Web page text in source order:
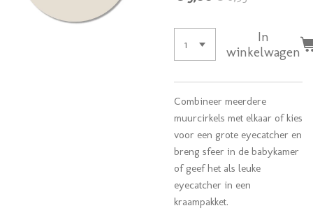
In
winkelwagen
Combineer meerdere
muurcirkels met elkaar of kies
voor een grote eyecatcher en
breng sfeer in de babykamer
of geef het als leuke
eyecatcher in een
kraampakket.